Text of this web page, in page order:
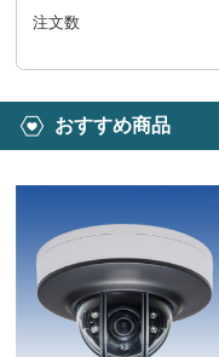
注文数
おすすめ商品